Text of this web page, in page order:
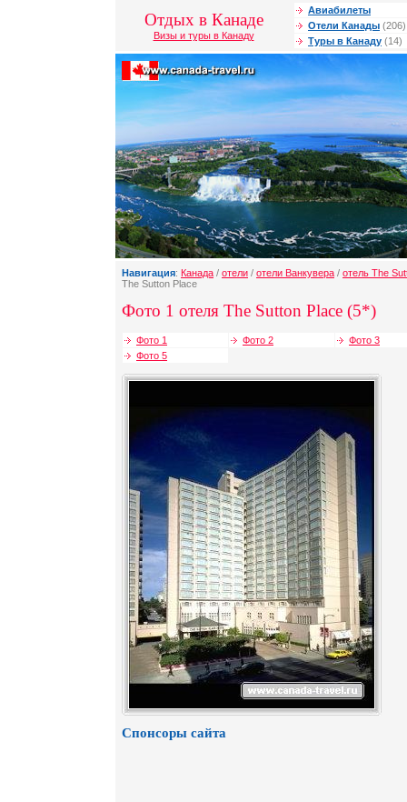
Отдых в Канаде
Визы и туры в Канаду
Авиабилеты
Отели Канады (206)
Туры в Канаду (14)
Навигация: Канада / отели / отели Ванкувера / отель The
The Sutton Place
Фото 1 отеля The Sutton Place (5*)
Фото 1 Фото 2
Фото 3
Фото 5
Спонсоры сайта